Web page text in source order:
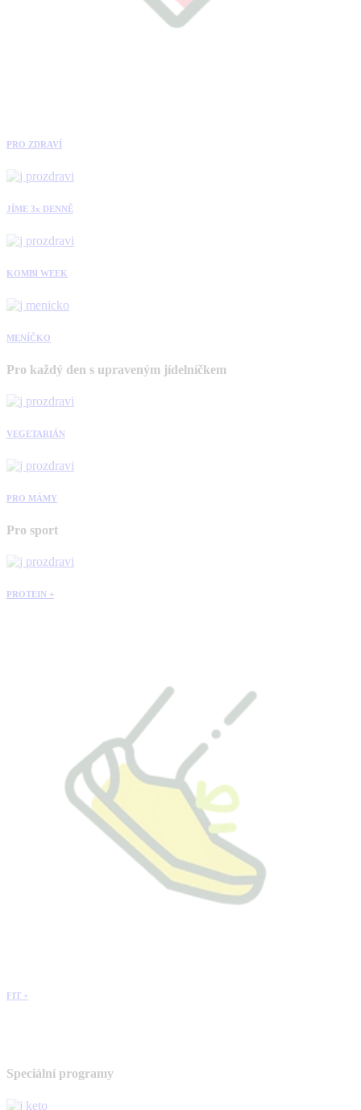
PRO ZDRAVÍ
JÍME 3x DENNĚ
KOMBI WEEK
MENÍČKO
Pro každý den s upraveným jídelníčkem
VEGETARIÁN
PRO MÁMY
Pro sport
PROTEIN +
FIT +
Speciální programy